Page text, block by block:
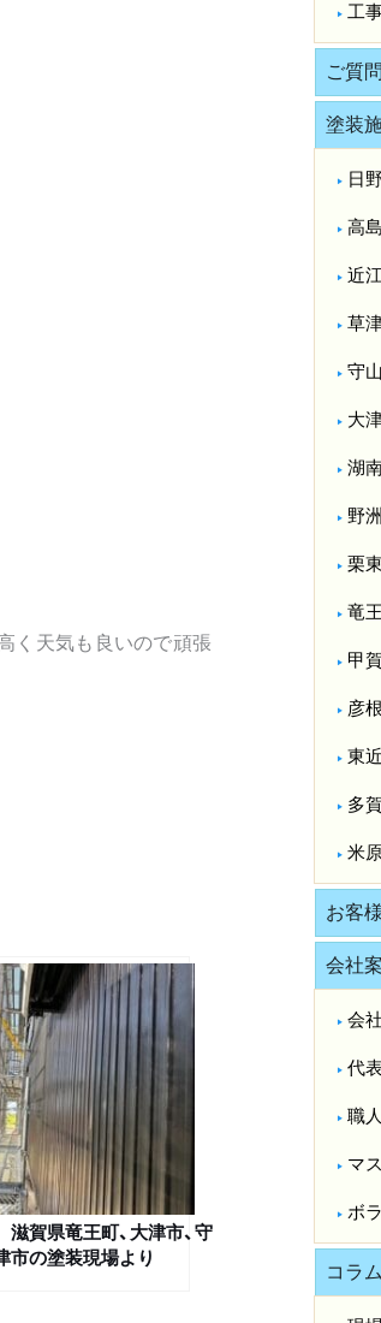
く天気も良いので頑張
賀県竜王町、大津市、守
市の塗装現場より
工
ご質
塗装
日
高
近
草
守
大
湖
野
栗
竜
甲
彦
東
多
米
お客
会社
会
代
職
マ
ボ
コラム